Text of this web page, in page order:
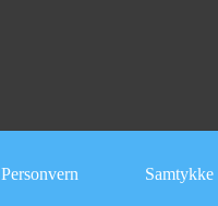
Personvern Samtykke